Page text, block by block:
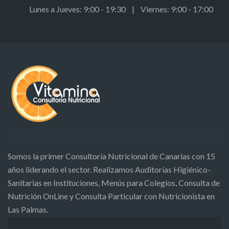
Lunes a Jueves: 9:00 - 19:30 | Viernes: 9:00 - 17:00
Somos la primer Consultoría Nutricional de Canarias con 15
años liderando el sector. Realizamos Auditorías Higiénico-
Sanitarias en Instituciones, Menús para Colegios, Consulta de
Nutrición OnLine y Consulta Particular con Nutricionista en
Las Palmas.